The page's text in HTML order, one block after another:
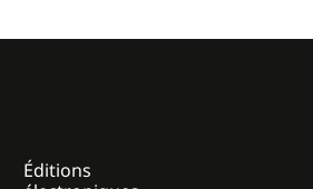
Éditions